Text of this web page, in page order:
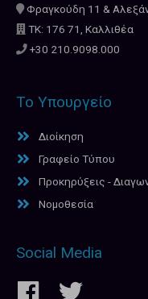
Φραγκούδη 11 &
ΤΚ: 176 71, Καλλιθέα
+30 210.9098.000
Το Υπουργείο
Διοίκηση
Γραφείο Τύπου
Προκηρύξεις -
Νομοθεσία
Social Media